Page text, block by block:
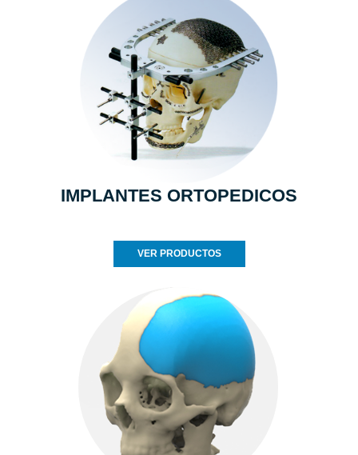
IMPLANTES ORTOPEDICOS
VER PRODUCTOS